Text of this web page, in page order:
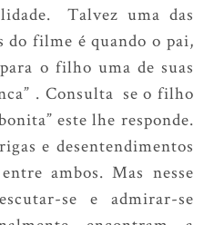
Talvez uma das
do filme é quando o pai,
o filho uma de suas
. Consulta se o filho
este lhe responde.
e desentendimentos
ambos. Mas nesse
se e admirar-se